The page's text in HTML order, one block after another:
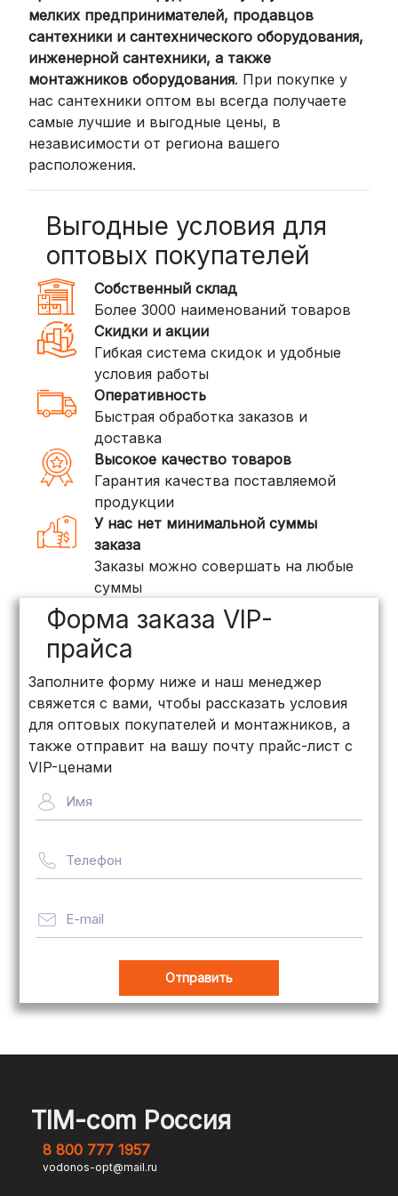
проверенными транспортными
компаниями:
СДЭК: Выбирайте доставку до
пункта выдачи (от 2 дней) или
курьером до двери (от 3 дней).
Стоимость начинается от300
рублей
пунктов выдачи или курьером.
Сроки — от 2 дней, стоимость — от
350 рублей
DPD: Международная служба
доставки, которая работает и
внутри России. Сроки — от 2 дней,
стоимость — от 400 рублей
3. Доставка крупногабаритных грузов
(ПЭК, КИТ, Байкал Сервис)
Если ваш заказ включает большие или
тяжелые товары, мы рекомендуем
воспользоваться услугами компаний,
специализирующихся на доставке
грузов:
ПЭК: Сроки доставки — от 3 до 10
дней, стоимость рассчитывается
индивидуально (минимум
рублей
объемных заказов. Сроки — от 3
дней, стоимость — от500 рублей
Байкал Сервис: Идеально подходит
для крупногабаритных товаров.
рассчитывается индивидуально
Важно! Мы заботимся о том, чтобы
целости и сохранности, независимо
от их размера.
максимально удобным и безопасным
для наших клиентов. Независимо от
того, являетесь ли вы физическим или
юридическим лицом, у вас есть
мелких предпринимателей, продавцов
сантехники и сантехнического оборудования,
инженерной сантехники, а также
монтажников оборудования. При покупке у
нас сантехники оптом вы всегда получаете
самые лучшие и выгодные цены, в
независимости от региона вашего
расположения.
Выгодные условия для
оптовых покупателей
Собственный склад
Более 3000 наименований товаров
Скидки и акции
Гибкая система скидок и удобные
условия работы
Оперативность
Быстрая обработка заказов и
доставка
Высокое качество товаров
Гарантия качества поставляемой
продукции
У нас нет минимальной суммы
заказа
Заказы можно совершать на любые
суммы
Форма заказа VIP-
прайса
Заполните форму ниже и наш менеджер
свяжется с вами, чтобы рассказать условия
для оптовых покупателей и монтажников, а
также отправит на вашу почту прайс-лист с
VIP-ценами
Имя
Телефон
E-mail
TIM-com Россия
8 800 777 1957
vodonos-opt@mail.ru